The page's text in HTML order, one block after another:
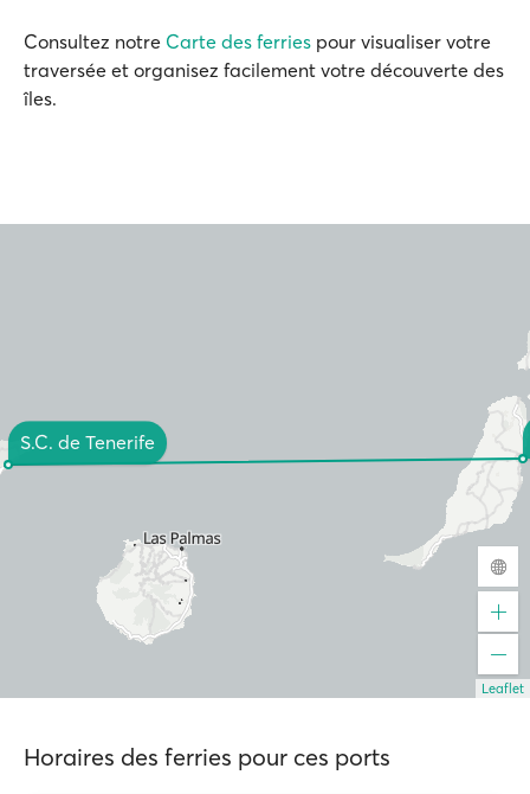
Consultez notre Carte des ferries pour visualiser votre
traversée et organisez facilement votre découverte des
îles.
S.C. de Tenerife
Leaflet
Horaires des ferries pour ces ports